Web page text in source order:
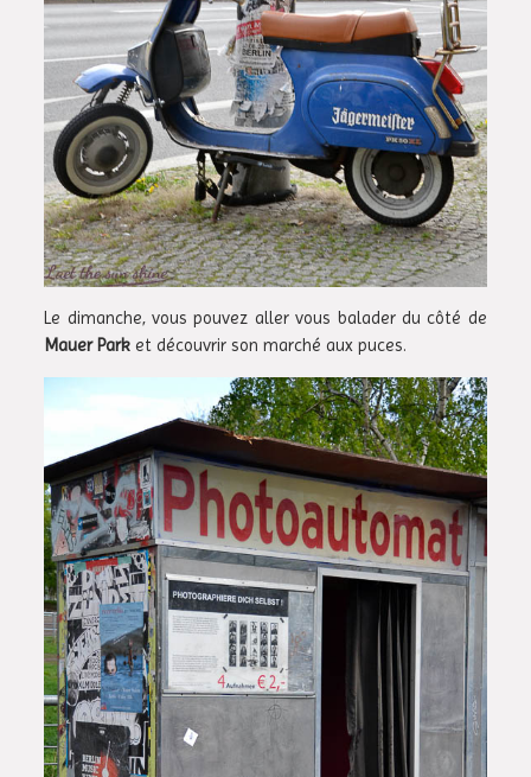
Le dimanche, vous pouvez aller vous balader du côté de
Mauer Park et découvrir son marché aux puces.